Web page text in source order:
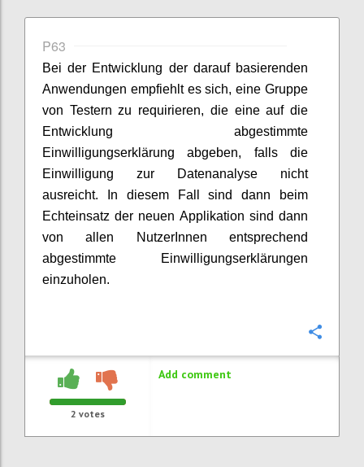
P63
Bei der Entwicklung der darauf basierenden
Anwendungen empfiehlt es sich, eine Gruppe
von Testern zu requirieren, die eine auf die
Entwicklung abgestimmte
Einwilligungserklärung abgeben, falls die
Einwilligung zur Datenanalyse nicht
ausreicht. In diesem Fall sind dann beim
Echteinsatz der neuen Applikation sind dann
von allen NutzerInnen entsprechend
abgestimmte Einwilligungserklärungen
einzuholen.
2 votes
Add comment